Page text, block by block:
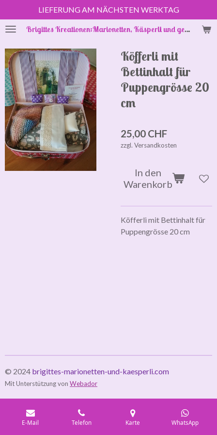
Hauptinhalt
springen
Brigittes Kreationen:Marionetten, Käsperli und gestrickte Puppenkleider
LIEFERUNG AM NÄCHSTEN WERKTAG
Köfferli mit
Bettinhalt für
Puppengrösse 20
cm
25,00 CHF
zzgl. Versandkosten
In den
Warenkorb
Köfferli mit Bettinhalt für
Puppengrösse 20 cm
© 2024 brigittes-marionetten-und-kaesperli.com
Mit Unterstützung von Webador
E-Mail Telefon Karte WhatsApp